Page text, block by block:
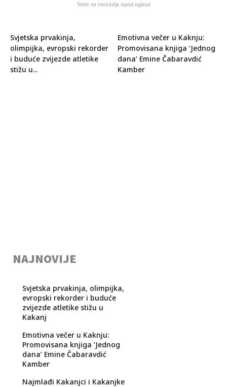
Tekst se nastavlja ispod oglasa
Svjetska prvakinja,
olimpijka, evropski rekorder
i buduće zvijezde atletike
stižu u...
Emotivna večer u Kaknju:
Promovisana knjiga ‘Jednog
dana’ Emine Čabaravdić
Kamber
NAJNOVIJE
Svjetska prvakinja, olimpijka,
evropski rekorder i buduće
zvijezde atletike stižu u
Kakanj
Emotivna večer u Kaknju:
Promovisana knjiga ‘Jednog
dana’ Emine Čabaravdić
Kamber
Najmlađi Kakanjci i Kakanjke